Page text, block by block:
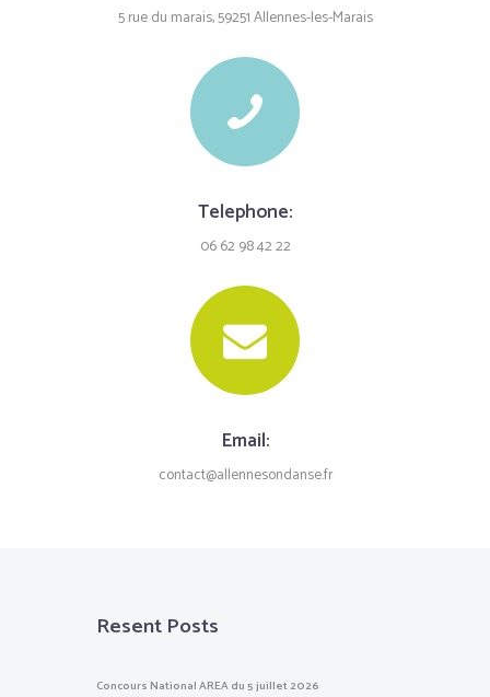
5 rue du marais, 59251 Allennes-les-Marais
Telephone:
06 62 98 42 22
Email:
contact@allennesondanse.fr
Resent Posts
Concours National AREA du 5 juillet 2026